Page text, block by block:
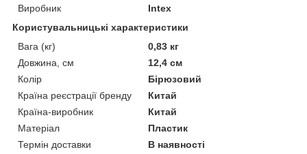
Виробник
Intex
Користувальницькі характеристики
Вага (кг)
0,83 кг
Довжина, см
12,4 см
Колір
Бірюзовий
Країна реєстрації бренду
Китай
Країна-виробник
Китай
Матеріал
Пластик
Термін доставки
В наявності